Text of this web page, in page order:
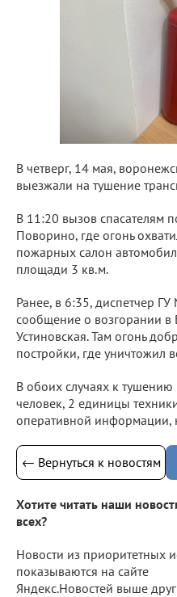
В четверг, 14 мая,
выезжали на тушение
В 11:20 вызов спасателям
Поворино, где огонь
пожарных салон
площади 3 кв.м.
Ранее, в 6:35, диспетчер
сообщение о возгорании в
Устиновская. Там огонь
постройки, где уничтожил
В обоих случаях к
человек, 2 единицы
оперативной информации,
← Вернуться к новостям
Хотите читать наши
всех?
Новости из приоритетных
показываются на сайте
Яндекс.Новостей выше